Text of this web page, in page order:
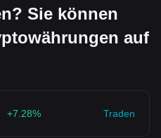
Sie können
auf
+7.28% Traden